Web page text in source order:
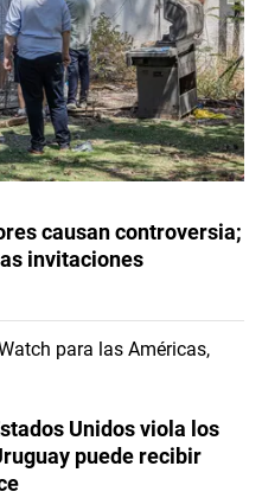
causan controversia;
invitaciones
Unidos viola los
puede recibir